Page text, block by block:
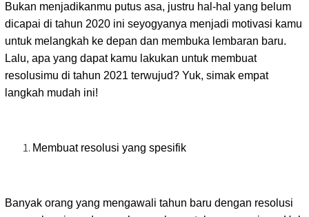
Bukan menjadikanmu putus asa, justru hal-hal yang belum
dicapai di tahun 2020 ini seyogyanya menjadi motivasi kamu
untuk melangkah ke depan dan membuka lembaran baru.
Lalu, apa yang dapat kamu lakukan untuk membuat
resolusimu di tahun 2021 terwujud? Yuk, simak empat
langkah mudah ini!
Membuat resolusi yang spesifik
Banyak orang yang mengawali tahun baru dengan resolusi